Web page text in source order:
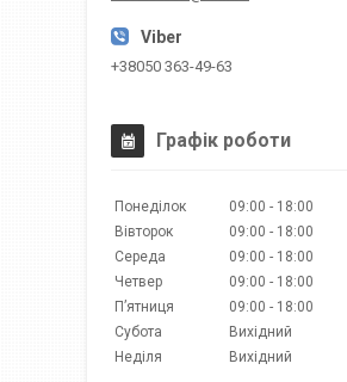
+38050 363-49-63
Графік роботи
Понеділок 09:00
18:00
Вівторок
09:00
18:00
Середа
09:00
18:00
Четвер
09:00
18:00
Пʼятниця
09:00
18:00
Субота
Вихідний
Неділя
Вихідний